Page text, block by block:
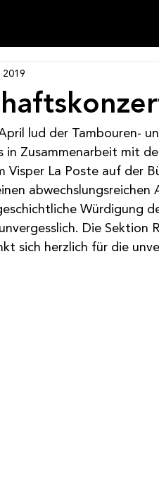
2019
lud der Tambouren-
in Zusammenarbeit mit
Visper La Poste auf der
Würdigung
Die Sektion
sich herzlich für die